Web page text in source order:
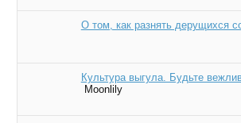
О том, как разнять дерущихся
Культура выгула. Будьте
Moonlily